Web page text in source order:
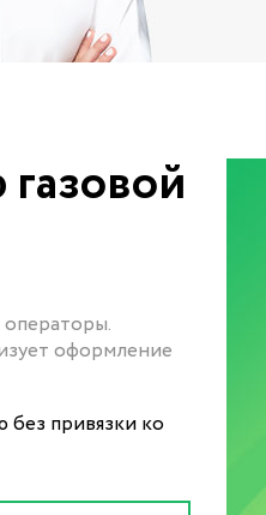
оформление
привязки ко